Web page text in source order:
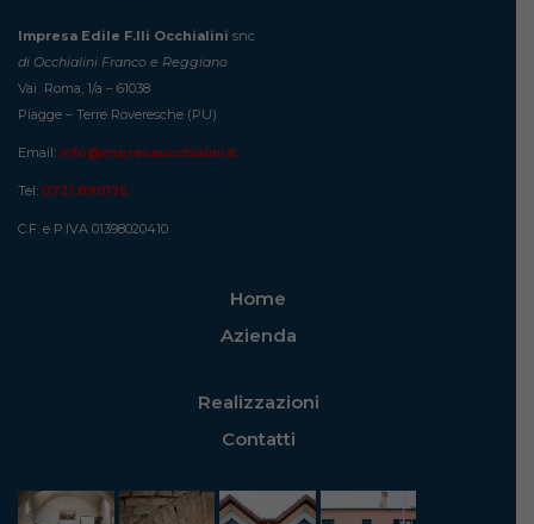
Impresa Edile F.lli Occhialini snc
di Occhialini Franco e Reggiano
Vai Roma, 1/a – 61038
Piagge – Terre Roveresche (PU)
Email: info@impresaocchialini.it
Tel: 0721 890176
C.F. e P.IVA 01398020410
Home
Azienda
Realizzazioni
Contatti